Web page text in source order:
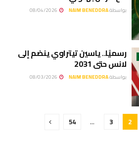
بواسطةNAIM BENEDDRA
رسميًا.. ياسين تيتراوي ينضم إلى
لانس حتى 2031
بواسطةNAIM BENEDDRA
2
3
…
54